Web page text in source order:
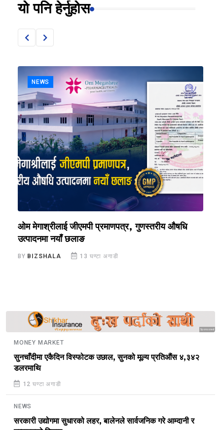
यो पनि हेर्नुहोस
NEWS
ओम मेगाश्रीलाई जीएमपी प्रमाणपत्र, गुणस्तरीय औषधि
उत्पादनमा नयाँ छलाङ
BY BIZSHALA 13 घण्टा अगाडी
Sponsored
MONEY MARKET
सुनचाँदीमा एकैदिन विस्फोटक उछाल, सुनको मूल्य प्रतिऔंस ४,३४२
डलरमाथि
12 घण्टा अगाडी
NEWS
सरकारी उद्योगमा सुधारको लहर, बालेनले सार्वजनिक गरे आम्दानी र